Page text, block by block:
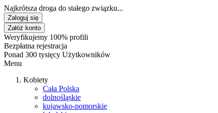
Najkrótsza droga do stałego związku...
Zaloguj się
Załóż konto
Weryfikujemy 100% profili
Bezpłatna rejestracja
Ponad 300 tysięcy Użytkowników
Menu
Kobiety
Cała Polska
dolnośląskie
kujawsko-pomorskie